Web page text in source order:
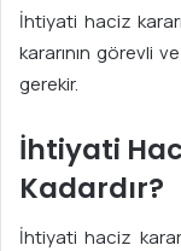
İhtiyati haciz
kararının görevli
gerekir.
İhtiyati
Kadardır?
İhtiyati haciz